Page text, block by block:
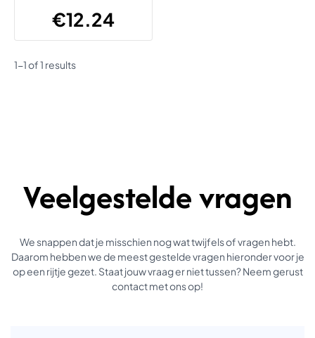
€12.24
1-1 of 1 results
Veelgestelde vragen
We snappen dat je misschien nog wat twijfels of vragen hebt.
Daarom hebben we de meest gestelde vragen hieronder voor je
op een rijtje gezet. Staat jouw vraag er niet tussen? Neem gerust
contact met ons op!